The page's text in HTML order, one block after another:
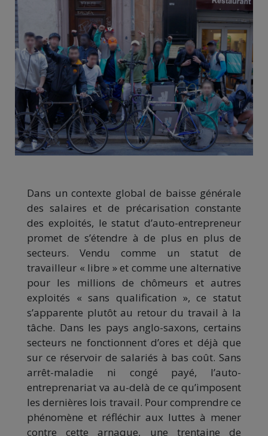
Dans un contexte global de baisse générale
des salaires et de précarisation constante
des exploités, le statut d’auto-entrepreneur
promet de s’étendre à de plus en plus de
secteurs. Vendu comme un statut de
travailleur « libre » et comme une alternative
pour les millions de chômeurs et autres
exploités « sans qualification », ce statut
s’apparente plutôt au retour du travail à la
tâche. Dans les pays anglo-saxons, certains
secteurs ne fonctionnent d’ores et déjà que
sur ce réservoir de salariés à bas coût. Sans
arrêt-maladie ni congé payé, l’auto-
entreprenariat va au-delà de ce qu’imposent
les dernières lois travail. Pour comprendre ce
phénomène et réfléchir aux luttes à mener
contre cette arnaque, une trentaine de